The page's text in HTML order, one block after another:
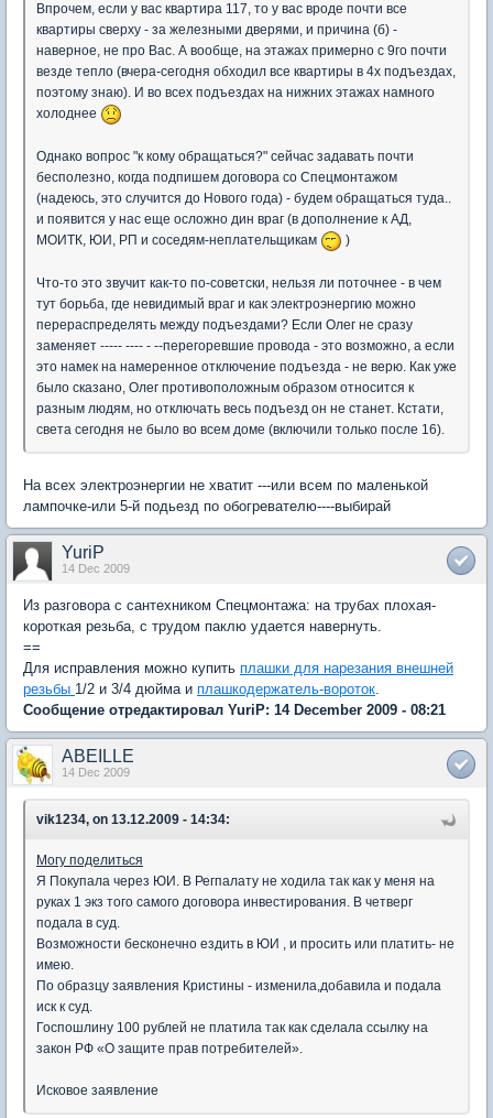
Впрочем, если у вас квартира 117, то у вас вроде почти все
квартиры сверху - за железными дверями, и причина (б) -
наверное, не про Вас. А вообще, на этажах примерно с 9го почти
везде тепло (вчера-сегодня обходил все квартиры в 4х подъездах,
поэтому знаю). И во всех подъездах на нижних этажах намного
холоднее
Однако вопрос "к кому обращаться?" сейчас задавать почти
бесполезно, когда подпишем договора со Спецмонтажом
(надеюсь, это случится до Нового года) - будем обращаться туда..
и появится у нас еще осложно дин враг (в дополнение к АД,
МОИТК, ЮИ, РП и соседям-неплательщикам
)
Что-то это звучит как-то по-советски, нельзя ли поточнее - в чем
тут борьба, где невидимый враг и как электроэнергию можно
перераспределять между подъездами? Если Олег не сразу
заменяет ----- ---- - --перегоревшие провода - это возможно, а если
это намек на намеренное отключение подъезда - не верю. Как уже
было сказано, Олег противоположным образом относится к
разным людям, но отключать весь подъезд он не станет. Кстати,
света сегодня не было во всем доме (включили только после 16).
На всех электроэнергии не хватит ---или всем по маленькой
лампочке-или 5-й подьезд по обогревателю----выбирай
YuriP
14 Dec 2009
Из разговора с сантехником Спецмонтажа: на трубах плохая-
короткая резьба, с трудом паклю удается навернуть.
==
Для исправления можно купить плашки для нарезания внешней
резьбы 1/2 и 3/4 дюйма и плашкодержатель-вороток.
Сообщение отредактировал YuriP: 14 December 2009 - 08:21
ABEILLE
14 Dec 2009
vik1234, on 13.12.2009 - 14:34:
Могу поделиться
Я Покупала через ЮИ. В Регпалату не ходила так как у меня на
руках 1 экз того самого договора инвестирования. В четверг
подала в суд.
Возможности бесконечно ездить в ЮИ , и просить или платить- не
имею.
По образцу заявления Кристины - изменила,добавила и подала
иск к суд.
Госпошлину 100 рублей не платила так как сделала ссылку на
закон РФ «О защите прав потребителей».
Исковое заявление